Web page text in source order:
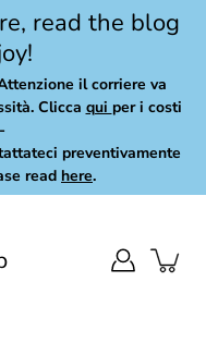
read the blog
il corriere va
Clicca qui per i costi
preventivamente
read here.